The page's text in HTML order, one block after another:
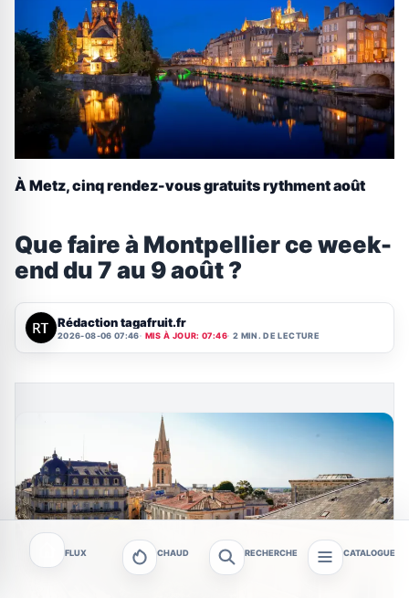
À Metz, cinq rendez-vous gratuits rythment août
Que faire à Montpellier ce week-
end du 7 au 9 août ?
Rédaction tagafruit.fr
2026-08-06 07:46 MIS À JOUR: 07:46 2 MIN. DE LECTURE
FLUX CHAUD RECHERCHE CATALOGUE